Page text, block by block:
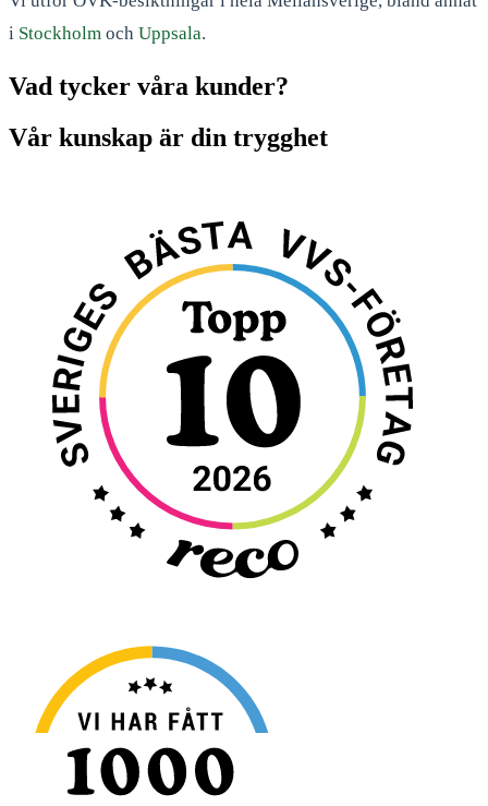
i Stockholm och Uppsala.
Vad tycker våra kunder?
Vår kunskap är din trygghet